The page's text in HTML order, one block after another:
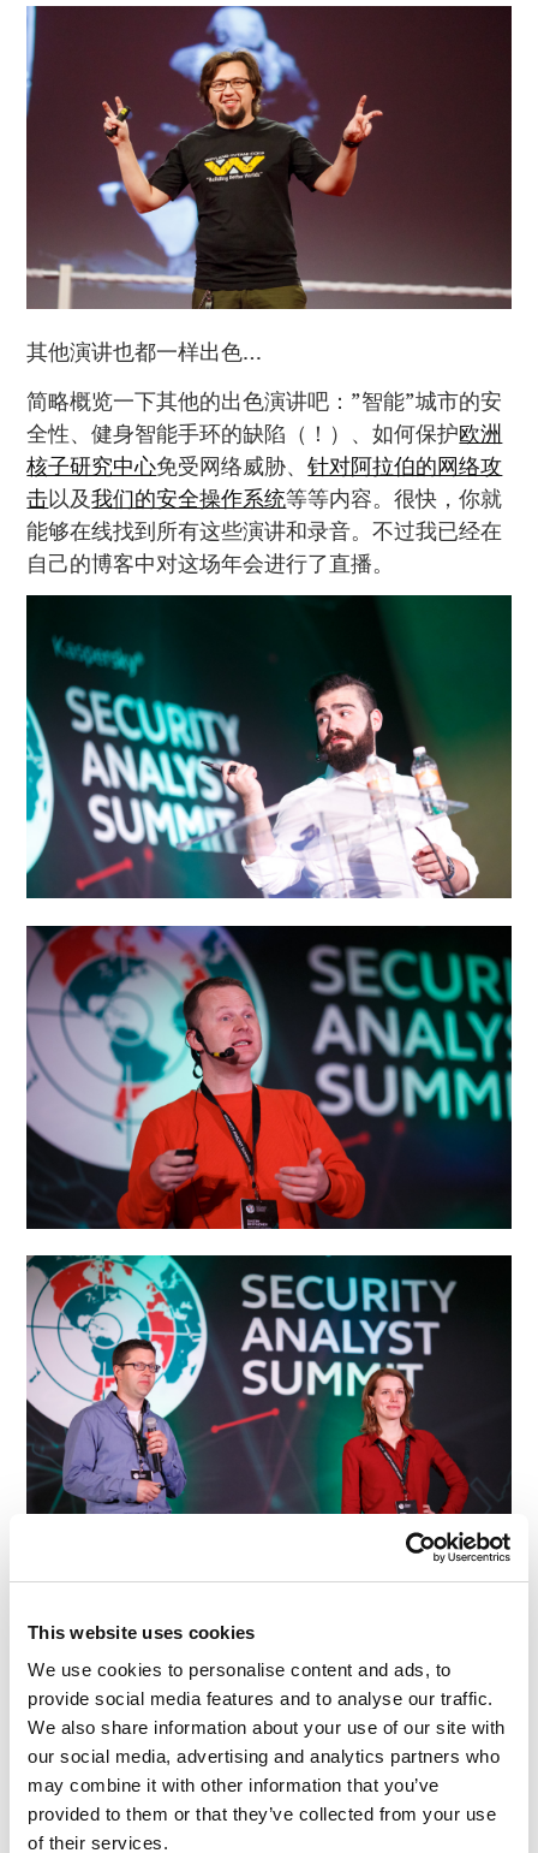
This website uses cookies
We use cookies to personalise content and ads, to
provide social media features and to analyse our traffic.
We also share information about your use of our site with
our social media, advertising and analytics partners who
may combine it with other information that you’ve
provided to them or that they’ve collected from your use
of their services.
其他演讲也都一样出色…
简略概览一下其他的出色演讲吧：”智能”城市的安
全性、健身智能手环的缺陷（！）、如何保护欧洲
核子研究中心免受网络威胁、针对阿拉伯的网络攻
击以及我们的安全操作系统等等内容。很快，你就
能够在线找到所有这些演讲和录音。不过我已经在
自己的博客中对这场年会进行了直播。